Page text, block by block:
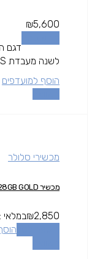
₪5,600
דגם
לשנה מעבדת DCS
הוסף למועדפים
מכשירי סלולר
מכשיר IPHONE 12 PRO 128GB GOLD
₪2,850
במלאי